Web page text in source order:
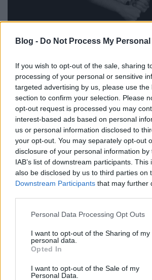
Blog - Do Not Process My
If you wish to opt-out of the sale, sharing
processing of your personal or sensitive
targeted advertising by us, please use the
section to confirm your selection. Please
opt-out request is processed you may
interest-based ads based on personal
us or personal information disclosed to
your opt-out. You may separately opt-out
disclosure of your personal information
IAB’s list of downstream participants.
also be disclosed by us to third parties on
Downstream Participants that may further
Please note that this website/app uses
not limited to your visit or usage
grant or deny consent to Google and its
use your data for below specified
consent section.
Personal Data Processing Opt Outs
I want to opt-out of the Sharing of my
personal data.
Opted In
I want to opt-out of the Sale of my
Personal Data.
A kellemetlen öngól után teljes
magyar oldalon: így az alázatot
Cups némileg korrigálhatta az első
Vad és szórakoztató játékkal,
színpadi (és nézőtéri) jelenléttel
„egyenlíteni”, vagy a legostobább
egyikével élve, megvédeni a haza
az Iceage frontembere, Elias Bender
hűvös és rezzenéstelen arccal
egyik budapesti turkálóban talált
bőrkabátjában. Titokban talán
hogy ez az, basszus, hajrá